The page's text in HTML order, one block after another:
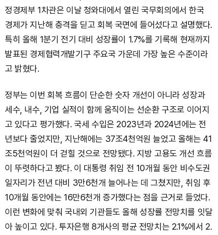
정경제부 1차관은 이날 청와대에서 열린 국무회의에서 한국
경제가 지난해 충격을 딛고 회복 국면에 들어섰다고 설명했다.
특히 올해 1분기 전기 대비 성장률이 1.7%를 기록해 현재까지
발표된 경제협력개발기구 주요국 가운데 가장 높은 수준이라
고 밝혔다.
정부는 이번 회복 흐름이 단순한 숫자 개선이 아니라 성장과
세수, 내수, 기업 실적이 함께 움직이는 선순환 구조로 이어지
고 있다고 평가했다. 국세 수입은 2023년과 2024년에는 전
년보다 줄었지만, 지난해에는 37조4천억원 늘었고 올해는 41
조5천억원이 더 걷힐 것으로 전망됐다. 지방 고용도 개선 흐름
이 뚜렷하다고 봤다. 이 대통령 취임 전 10개월 동안 비수도권
일자리가 전년 대비 3만6천개 늘어나는 데 그쳤지만, 취임 후
10개월 동안에는 16만6천개 증가했다는 점을 근거로 들었다.
이런 변화에 맞춰 국내외 기관들도 올해 성장률 전망치를 잇달
아 높이고 있다. 투자은행 8개사의 평균 전망치는 2.1%에서 2.